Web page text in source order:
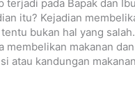
pada Bapak dan
itu? Kejadian
bukan hal yang salah.
membelikan makanan dan
atau kandungan makanan